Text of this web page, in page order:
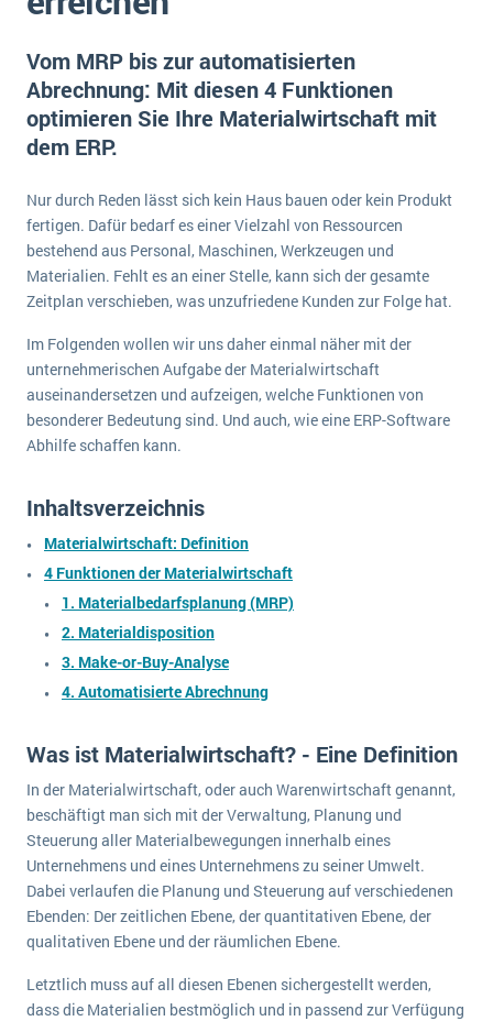
Vergleich
Auswahl
Einführung
Auswertung
Service und Wartung
E-commerce
Einzelhandel
Finanzen
Grosshandel
Handel
Handwerk
Health Care
IKT
Installation
Maschinenbau
Medien
NGO
Logistik
Produktion
Immobilien
Services
Textil und Mode
Vermietung
Die 4 Komponenten eines CRM-Systems
Was ist Data Mining? - Ein Leitfaden für Unternehmen
Mehr über ERP-Software
ERP Wissenszentrum
wichtigsten Punkte, die es zu beachten gilt
Service Level Agreements (SLA) und ERP: Was muss man wissen?
ERP-Software für Abfallentsorger
Digitale Arbeitsaufträge in Ihrem ERP- oder FSM-System: clever und effizient
MEHR ÜBER ERP-SOFTWARE
SAP übernimmt Reltio für eine bessere
Datenintegration
Die „SaaSpocalypse“: Was ist das und was bedeutet es für die Zukunft von Unternehmenssoftware?
Über uns
DSGVO/GDPR
Impressum
Vom MRP bis zur automatisierten
Abrechnung: Mit diesen 4 Funktionen
optimieren Sie Ihre Materialwirtschaft mit
dem ERP.
Nur durch Reden lässt sich kein Haus bauen oder kein Produkt
fertigen. Dafür bedarf es einer Vielzahl von Ressourcen
bestehend aus Personal, Maschinen, Werkzeugen und
Materialien. Fehlt es an einer Stelle, kann sich der gesamte
Zeitplan verschieben, was unzufriedene Kunden zur Folge hat.
Im Folgenden wollen wir uns daher einmal näher mit der
unternehmerischen Aufgabe der Materialwirtschaft
auseinandersetzen und aufzeigen, welche Funktionen von
besonderer Bedeutung sind. Und auch, wie eine ERP-Software
Abhilfe schaffen kann.
Inhaltsverzeichnis
Materialwirtschaft: Definition
4 Funktionen der Materialwirtschaft
1. Materialbedarfsplanung (MRP)
2. Materialdisposition
3. Make-or-Buy-Analyse
4. Automatisierte Abrechnung
Was ist Materialwirtschaft? - Eine Definition
In der Materialwirtschaft, oder auch Warenwirtschaft genannt,
beschäftigt man sich mit der Verwaltung, Planung und
Steuerung aller Materialbewegungen innerhalb eines
Unternehmens und eines Unternehmens zu seiner Umwelt.
Dabei verlaufen die Planung und Steuerung auf verschiedenen
Ebenden: Der zeitlichen Ebene, der quantitativen Ebene, der
qualitativen Ebene und der räumlichen Ebene.
Letztlich muss auf all diesen Ebenen sichergestellt werden,
dass die Materialien bestmöglich und in passend zur Verfügung